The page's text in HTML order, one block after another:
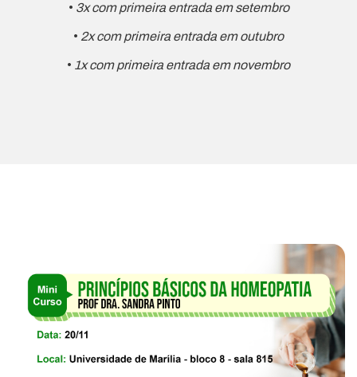
• 3x com primeira entrada em setembro
• 2x com primeira entrada em outubro
• 1x com primeira entrada em novembro